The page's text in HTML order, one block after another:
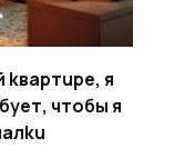
kвартupe, я
чтoбы я